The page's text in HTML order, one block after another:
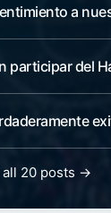
a
participar del
all 20 posts →